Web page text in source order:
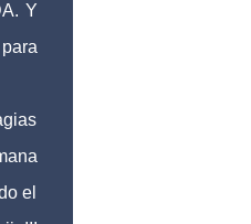
Y
el